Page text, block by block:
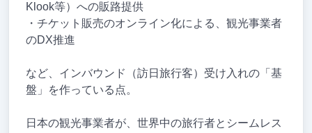
Klook等）への販路提供
・チケット販売のオンライン化による、観光事業者
のDX推進
など、インバウンド（訪日旅行客）受け入れの「基
盤」を作っている点。
日本の観光事業者が、世界中の旅行者とシームレス